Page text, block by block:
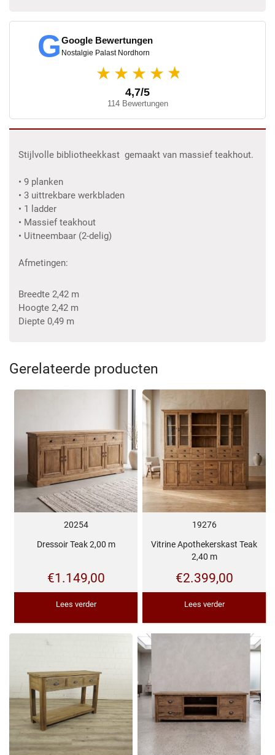
GGoogle Bewertungen
Nostalgie Palast Nordhorn
★★★★ ★
4,7/5
114 Bewertungen
Stijlvolle bibliotheekkast gemaakt van massief teakhout.
• 9 planken
• 3 uittrekbare werkbladen
• 1 ladder
• Massief teakhout
• Uitneembaar (2-delig)
Afmetingen:
Breedte 2,42 m
Hoogte 2,42 m
Diepte 0,49 m
Gerelateerde producten
20254
Dressoir Teak 2,00 m
€1.149,00
Lees verder
19276
Vitrine Apothekerskast Teak
2,40 m
€2.399,00
Lees verder